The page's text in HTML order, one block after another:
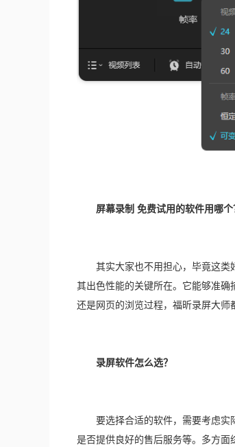
屏幕录制 免费试用的软件用哪个
其实大家也不用担心，毕竟这类
其出色性能的关键所在。它能够准
还是网页的浏览过程，福昕录屏大师
录屏软件怎么选？
要选择合适的软件，需要考虑实际
是否提供良好的售后服务等。多方面